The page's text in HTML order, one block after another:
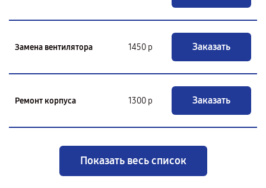
Замена вентилятора 1450 р Заказать
Ремонт корпуса 1300 р Заказать
Показать весь список